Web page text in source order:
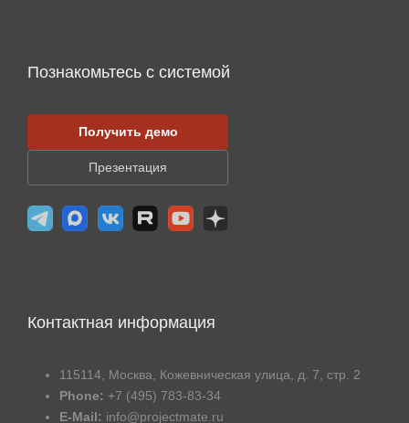
Познакомьтесь с системой
Получить демо
Презентация
Контактная информация
115114, Москва, Кожевническая улица, д. 7, стр. 2
Phone: +7 (495) 783-83-34
E-Mail: info@projectmate.ru